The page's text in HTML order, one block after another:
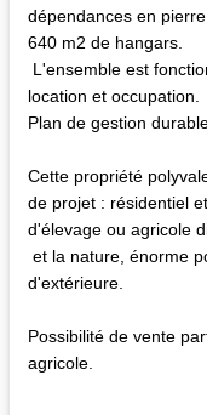
dépendances en
640 m2 de hangars.
L'ensemble est
location et occupation.
Plan de gestion
Cette propriété
de projet : résidentiel
d'élevage ou agricole
et la nature, énorme
d'extérieure.
Possibilité de vente
agricole.